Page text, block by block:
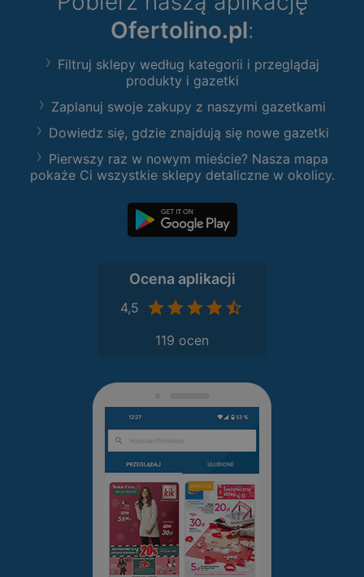
Ofertolino.pl:
Filtruj sklepy według kategorii i przeglądaj
produkty i gazetki
Zaplanuj swoje zakupy z naszymi gazetkami
Dowiedz się, gdzie znajdują się nowe gazetki
Pierwszy raz w nowym mieście? Nasza mapa
pokaże Ci wszystkie sklepy detaliczne w okolicy.
Ocena aplikacji
4,5
119 ocen